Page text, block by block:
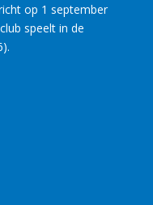
op 1 september
speelt in de